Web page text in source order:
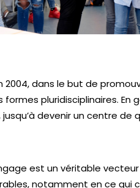
2004, dans le but de
pluridisciplinaires.
devenir un centre
est un véritable
notamment en ce